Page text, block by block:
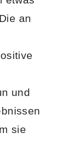
an
und
sie